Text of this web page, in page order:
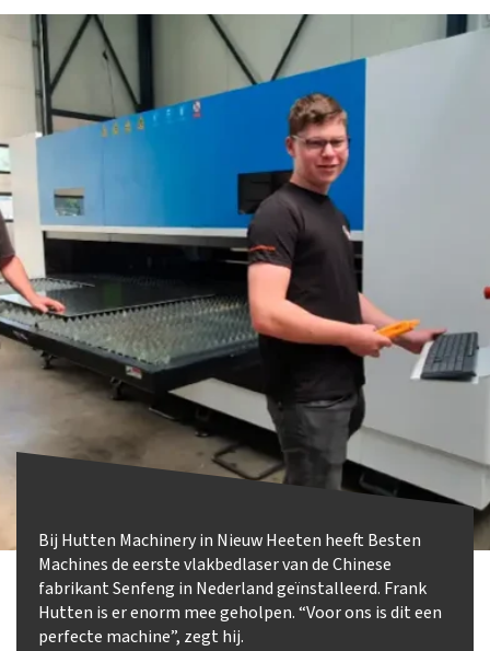
Bij Hutten Machinery in Nieuw Heeten heeft Besten
Machines de eerste vlakbedlaser van de Chinese
fabrikant Senfeng in Nederland geïnstalleerd. Frank
Hutten is er enorm mee geholpen. “Voor ons is dit een
perfecte machine”, zegt hij.